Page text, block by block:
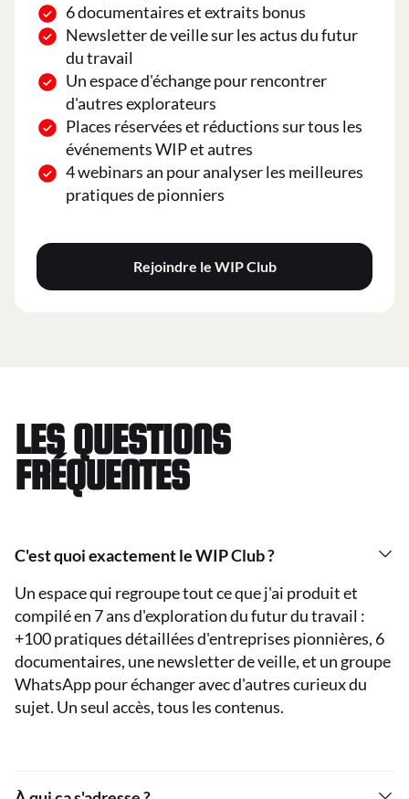
6 documentaires et extraits bonus
Newsletter de veille sur les actus du futur
du travail
Un espace d'échange pour rencontrer
d'autres explorateurs
Places réservées et réductions sur tous les
événements WIP et autres
4 webinars an pour analyser les meilleures
pratiques de pionniers
Rejoindre le WIP Club
LES QUESTIONS
FRÉQUENTES
C'est quoi exactement le WIP Club ?
Un espace qui regroupe tout ce que j'ai produit et
compilé en 7 ans d'exploration du futur du travail :
+100 pratiques détaillées d'entreprises pionnières, 6
documentaires, une newsletter de veille, et un groupe
WhatsApp pour échanger avec d'autres curieux du
sujet. Un seul accès, tous les contenus.